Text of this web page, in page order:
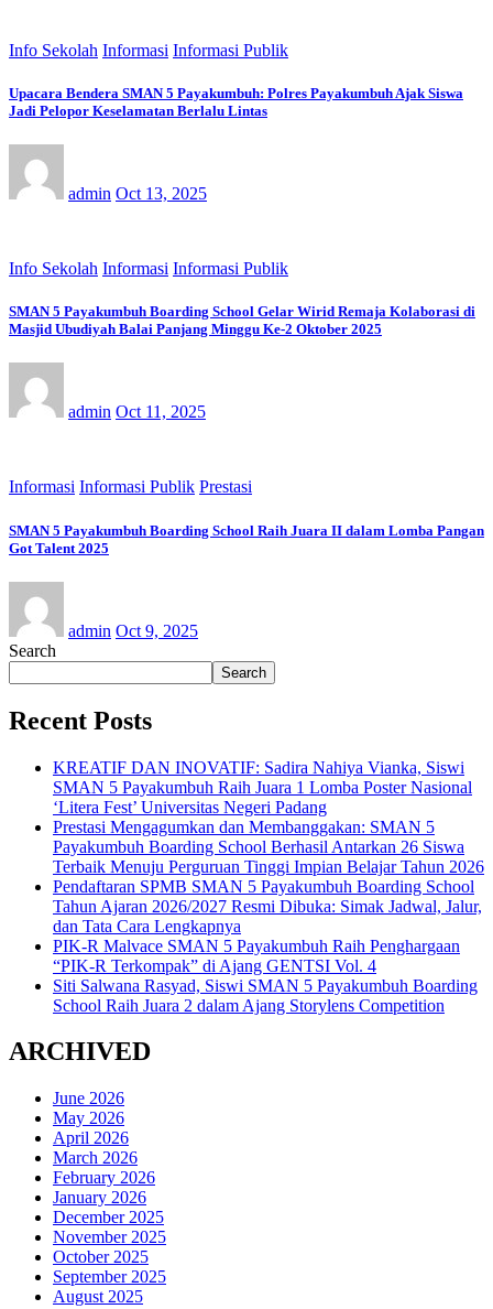
Info Sekolah Informasi Informasi Publik
Upacara Bendera SMAN 5 Payakumbuh: Polres Payakumbuh Ajak Siswa
Jadi Pelopor Keselamatan Berlalu Lintas
admin Oct 13, 2025
Info Sekolah Informasi Informasi Publik
SMAN 5 Payakumbuh Boarding School Gelar Wirid Remaja Kolaborasi di
Masjid Ubudiyah Balai Panjang Minggu Ke-2 Oktober 2025
admin Oct 11, 2025
Informasi Informasi Publik Prestasi
SMAN 5 Payakumbuh Boarding School Raih Juara II dalam Lomba Pangan
Got Talent 2025
admin Oct 9, 2025
Search
Search
Recent Posts
KREATIF DAN INOVATIF: Sadira Nahiya Vianka, Siswi
SMAN 5 Payakumbuh Raih Juara 1 Lomba Poster Nasional
‘Litera Fest’ Universitas Negeri Padang
Prestasi Mengagumkan dan Membanggakan: SMAN 5
Payakumbuh Boarding School Berhasil Antarkan 26 Siswa
Terbaik Menuju Perguruan Tinggi Impian Belajar Tahun 2026
Pendaftaran SPMB SMAN 5 Payakumbuh Boarding School
Tahun Ajaran 2026/2027 Resmi Dibuka: Simak Jadwal, Jalur,
dan Tata Cara Lengkapnya
PIK-R Malvace SMAN 5 Payakumbuh Raih Penghargaan
“PIK-R Terkompak” di Ajang GENTSI Vol. 4
Siti Salwana Rasyad, Siswi SMAN 5 Payakumbuh Boarding
School Raih Juara 2 dalam Ajang Storylens Competition
ARCHIVED
June 2026
May 2026
April 2026
March 2026
February 2026
January 2026
December 2025
November 2025
October 2025
September 2025
August 2025